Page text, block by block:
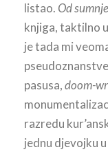
listao. Od
knjiga, taktilno
je tada mi
pasusa,doom-
razredu
jednu djevojku